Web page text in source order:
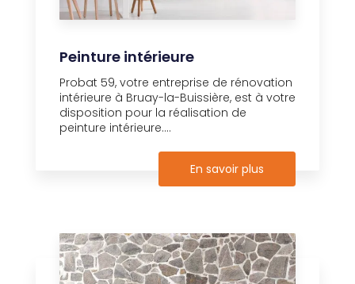
Peinture intérieure
Probat 59, votre entreprise de rénovation
intérieure à Bruay-la-Buissière, est à votre
disposition pour la réalisation de
peinture intérieure....
En savoir plus